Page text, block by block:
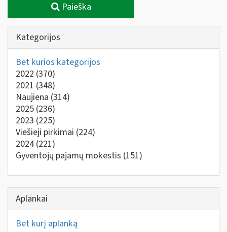
Paieška
Kategorijos
Bet kurios kategorijos
2022 (370)
2021 (348)
Naujiena (314)
2025 (236)
2023 (225)
Viešieji pirkimai (224)
2024 (221)
Gyventojų pajamų mokestis (151)
Aplankai
Bet kurį aplanką